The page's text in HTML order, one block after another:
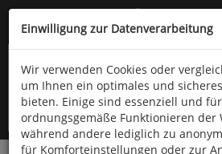
Kompletten Head der Seite
oder (06766) 9323-960
Einwilligung zur Datenverarbeitung
Wir verwenden Cookies oder
um Ihnen ein optimales und
bieten. Einige sind essenziell und
ordnungsgemäße Funktionieren der
während andere lediglich zu
für Komforteinstellungen oder zur